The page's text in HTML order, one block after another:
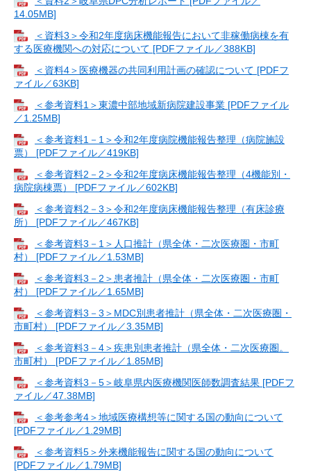
14.05MB]
＜資料3＞令和2年度病床機能報告において非稼働病棟を有
する医療機関への対応について [PDFファイル／388KB]
＜資料4＞医療機器の共同利用計画の確認について [PDFフ
ァイル／63KB]
＜参考資料1＞東濃中部地域新病院建設事業 [PDFファイル
／1.25MB]
＜参考資料1－1＞令和2年度病院機能報告整理（病院施設
票） [PDFファイル／419KB]
＜参考資料2－2＞令和2年度病床機能報告整理（4機能別・
病院病棟票） [PDFファイル／602KB]
＜参考資料2－3＞令和2年度病床機能報告整理（有床診療
所） [PDFファイル／467KB]
＜参考資料3－1＞人口推計（県全体・二次医療圏・市町
村） [PDFファイル／1.53MB]
＜参考資料3－2＞患者推計（県全体・二次医療圏・市町
村） [PDFファイル／1.65MB]
＜参考資料3－3＞MDC別患者推計（県全体・二次医療圏・
市町村） [PDFファイル／3.35MB]
＜参考資料3－4＞疾患別患者推計（県全体・二次医療圏。
市町村） [PDFファイル／1.85MB]
＜参考資料3－5＞岐阜県内医療機関医師数調査結果 [PDFフ
ァイル／47.38MB]
＜参考参考4＞地域医療構想等に関する国の動向について
[PDFファイル／1.29MB]
＜参考資料5＞外来機能報告に関する国の動向について
[PDFファイル／1.79MB]